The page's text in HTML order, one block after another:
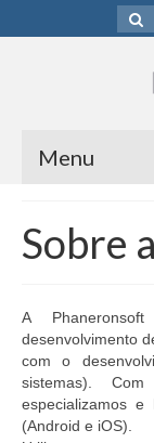
por:
Menu
Sobre a
Blog
Contato
Sobre
A
desenvolvimento
com o
sistemas).
especializamos e
(Android e iOS).